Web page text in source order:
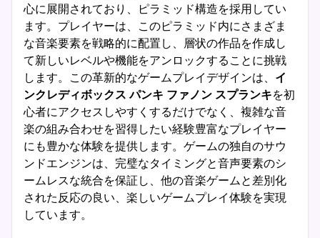
心に展開されており、ピラミッド構造を採用してい
ます。プレイヤーは、このピラミッド内にさまざま
な音楽要素を戦略的に配置し、層状の作品を作成し
て新しいレベルや機能をアンロックすることに挑戦
します。この革新的なゲームプレイデザインは、 イ
ンクレディボックス パンキ ファノン スプランキを初
心者にアクセスしやすくするだけでなく、複雑な音
楽の組み合わせを習得したい経験豊富なプレイヤー
にも豊かな体験を提供します。ゲームの独自のサウ
ンドエンジンは、完璧なタイミングと音声要素のシ
ームレスな統合を保証し、他の音楽ゲームと差別化
された反応の良い、楽しいゲームプレイ体験を実現
しています。